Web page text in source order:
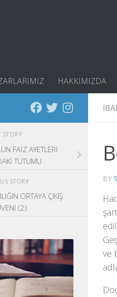
HAKKIMIZDA
BY
ve
STORY
FAİZ AYETLERİ
TUTUMU
STORY
ORTAYA ÇIKIŞ
(2)